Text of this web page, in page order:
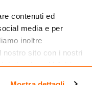
contenuti ed
media e per
inoltre
nostro sito con i nostri
dati web, pubblicità e